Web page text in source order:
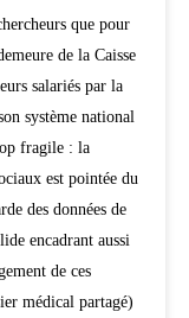
que pour
de la Caisse
salariés par la
système national
fragile : la
est pointée du
des données de
encadrant aussi
de ces
médical partagé)